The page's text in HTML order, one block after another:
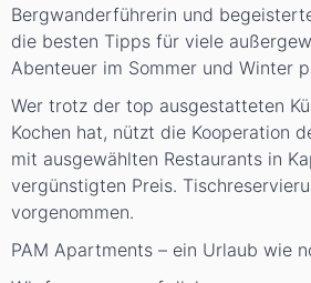
Bergwanderführerin und
die besten Tipps für viele
Abenteuer im Sommer und Winter
Wer trotz der top ausgestatteten
Kochen hat, nützt die Kooperation
mit ausgewählten Restaurants in
vergünstigten Preis.
vorgenommen.
PAM Apartments – ein Urlaub wie